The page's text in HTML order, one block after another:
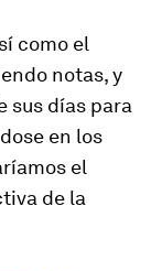
como el
notas, y
sus días para
en los
el
de la